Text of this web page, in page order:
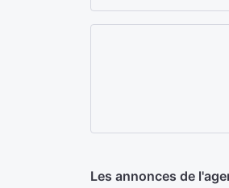
Les annonces de